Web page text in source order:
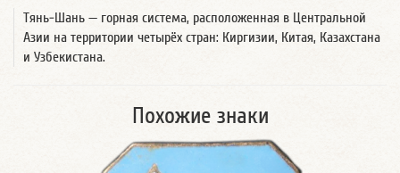
Тянь-Шань — горная система, расположенная в Центральной
Азии на территории четырёх стран: Киргизии, Китая, Казахстана
и Узбекистана.
Похожие знаки